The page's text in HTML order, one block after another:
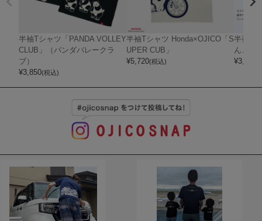
半袖Tシャツ「PANDA VOLLEY
CLUB」（パンダバレークラ
ブ）
¥3,850(税込)
半袖Tシャツ Honda×OJICO「S
UPER CUB」
¥5,720(税込)
半袖T
んこ3）
¥3,850